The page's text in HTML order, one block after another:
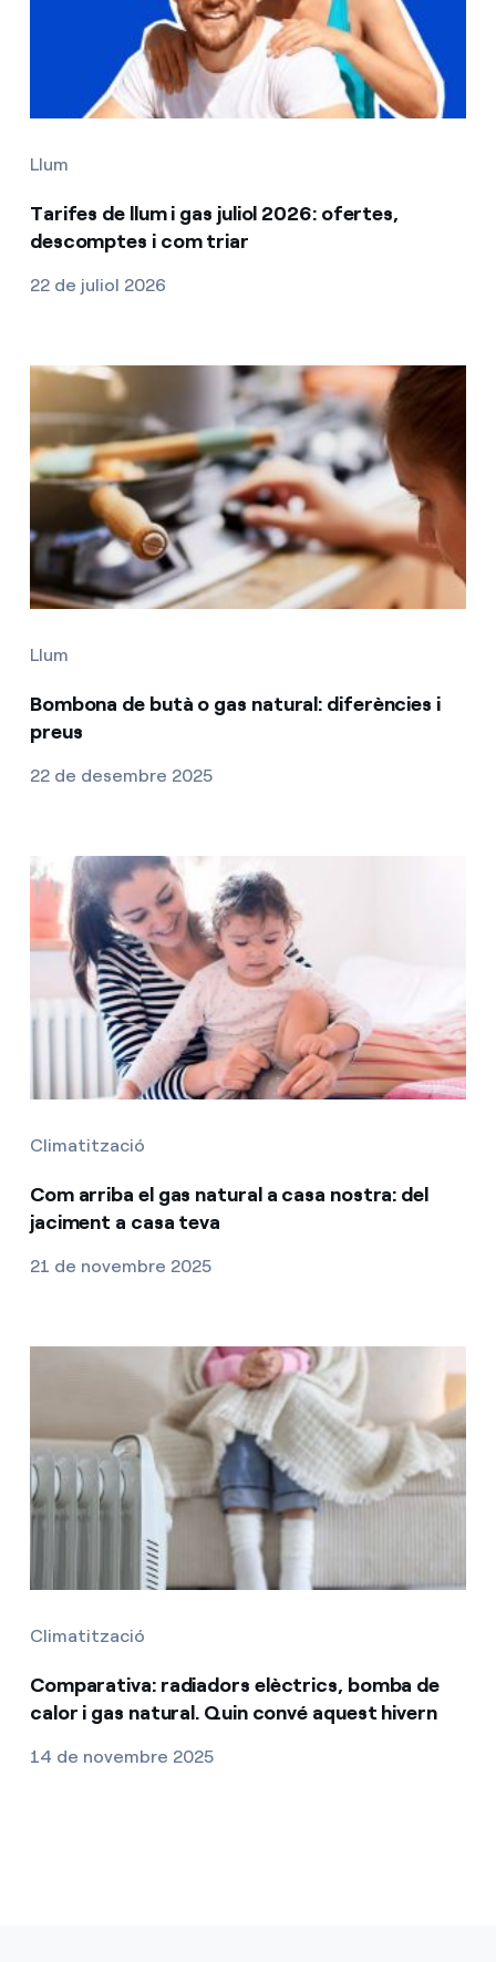
Llum
Tarifes de llum i gas juliol 2026: ofertes,
descomptes i com triar
22 de juliol 2026
Llum
Bombona de butà o gas natural: diferències i
preus
22 de desembre 2025
Climatització
Com arriba el gas natural a casa nostra: del
jaciment a casa teva
21 de novembre 2025
Climatització
Comparativa: radiadors elèctrics, bomba de
calor i gas natural. Quin convé aquest hivern
14 de novembre 2025